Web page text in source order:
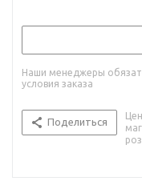
Наши менеджеры
условия заказа
Поделиться